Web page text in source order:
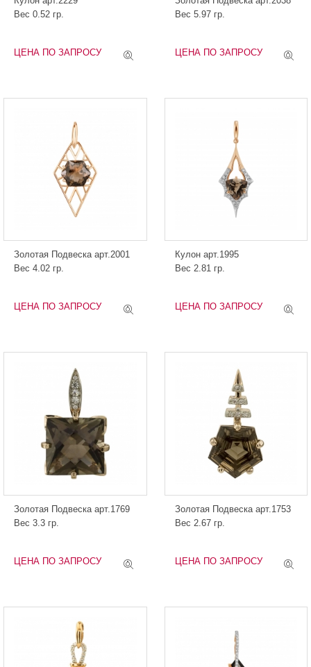
Вес 0.52 гр.
ЦЕНА ПО ЗАПРОСУ
Вес 5.97 гр.
ЦЕНА ПО ЗАПРОСУ
Золотая Подвеска арт.2001
Вес 4.02 гр.
ЦЕНА ПО ЗАПРОСУ
Кулон арт.1995
Вес 2.81 гр.
ЦЕНА ПО ЗАПРОСУ
Золотая Подвеска арт.1769
Вес 3.3 гр.
ЦЕНА ПО ЗАПРОСУ
Золотая Подвеска арт.1753
Вес 2.67 гр.
ЦЕНА ПО ЗАПРОСУ